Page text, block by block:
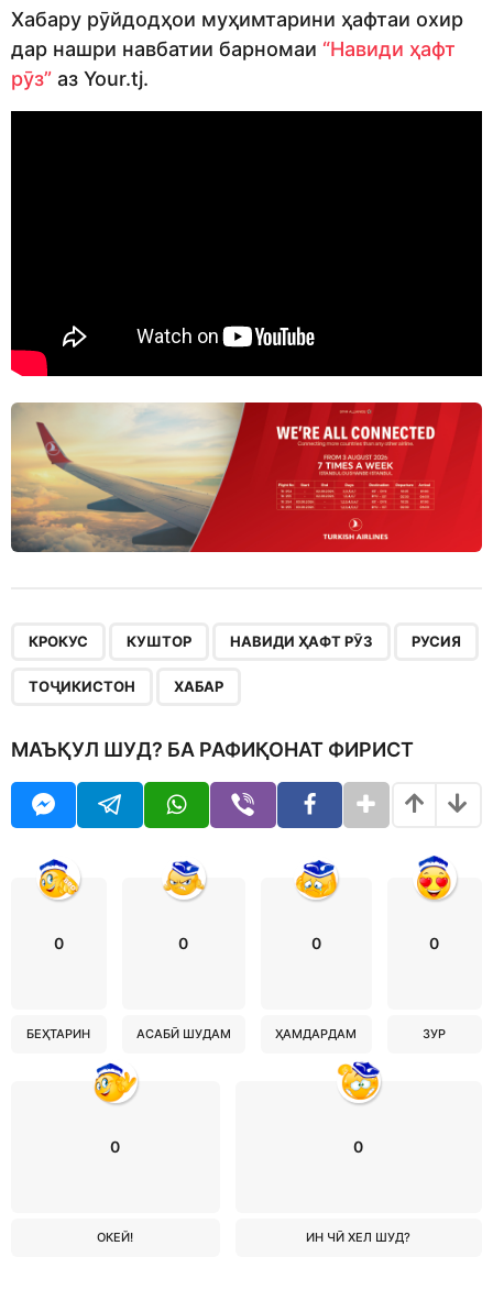
Хабару рӯйдодҳои муҳимтарини ҳафтаи охир
дар нашри навбатии барномаи “Навиди ҳафт
рӯз” аз Your.tj.
КРОКУС КУШТОР НАВИДИ ҲАФТ РӮЗ РУСИЯ
ТОҶИКИСТОН ХАБАР
МАЪҚУЛ ШУД? БА РАФИҚОНАТ ФИРИСТ
0
БЕҲТАРИН
0
АСАБӢ ШУДАМ
0
ҲАМДАРДАМ
0
ЗУР
0
ОКЕЙ!
0
ИН ЧӢ ХЕЛ ШУД?